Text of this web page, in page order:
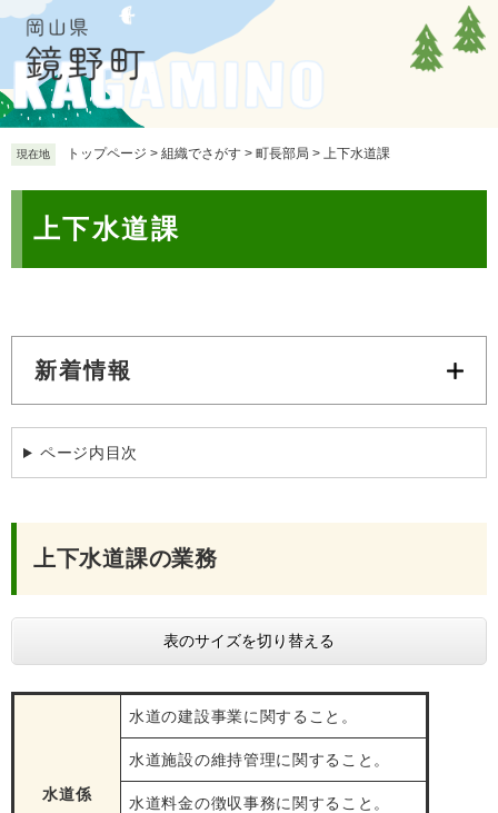
先
頭
を
飛
へ
現在地 トップページ > 組織でさがす > 町長部局 > 上下水道課
上下水道課
新着情報
ページ内目次
上下水道課の業務
表のサイズを切り替える
水道係
水道の建設事業に関すること。
水道施設の維持管理に関すること。
水道料金の徴収事務に関すること。